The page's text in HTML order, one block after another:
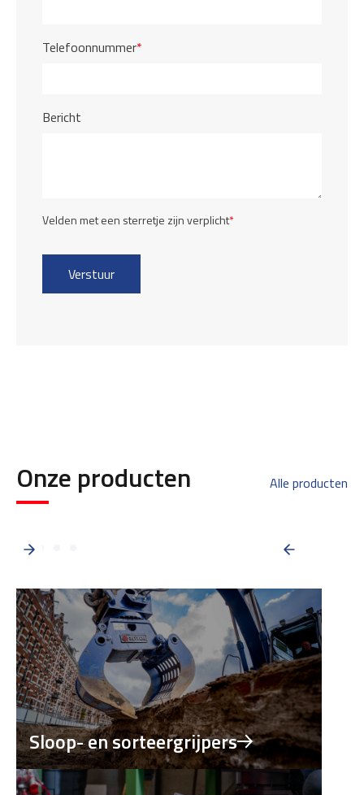
Telefoonnummer*
Bericht
Velden met een sterretje zijn verplicht*
Onze producten Alle producten
Sloop- en sorteergrijpers